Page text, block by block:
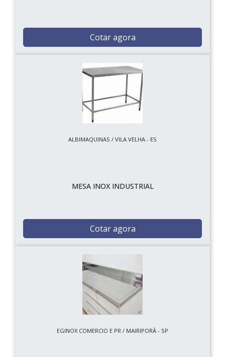
Cotar agora
ALBIMAQUINAS / VILA VELHA - ES
MESA INOX INDUSTRIAL
Cotar agora
EGINOX COMERCIO E PR / MAIRIPORÃ - SP